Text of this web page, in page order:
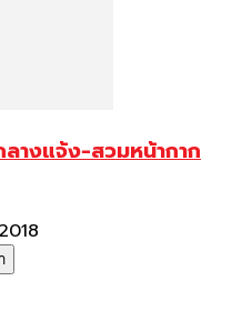
างแจ้ง-สวมหน้ากาก